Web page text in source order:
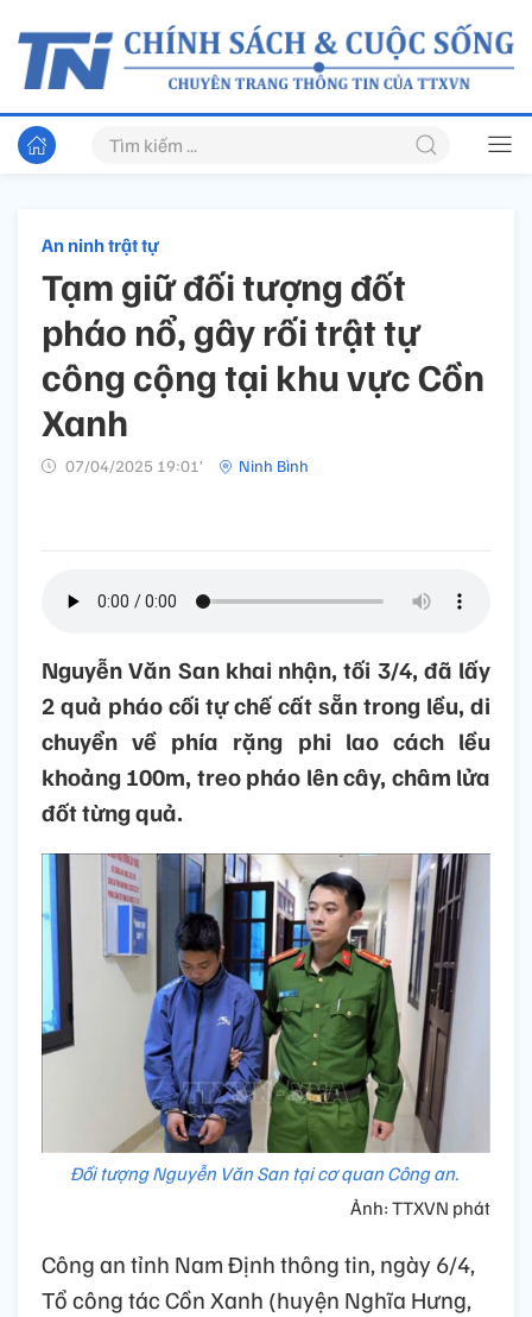
An ninh trật tự
Tạm giữ đối tượng đốt
pháo nổ, gây rối trật tự
công cộng tại khu vực Cồn
Xanh
07/04/2025 19:01’ Ninh Bình
Nguyễn Văn San khai nhận, tối 3/4, đã lấy
2 quả pháo cối tự chế cất sẵn trong lều, di
chuyển về phía rặng phi lao cách lều
khoảng 100m, treo pháo lên cây, châm lửa
đốt từng quả.
Đối tượng Nguyễn Văn San tại cơ quan Công an.
Ảnh: TTXVN phát
Công an tỉnh Nam Định thông tin, ngày 6/4,
Tổ công tác Cồn Xanh (huyện Nghĩa Hưng,